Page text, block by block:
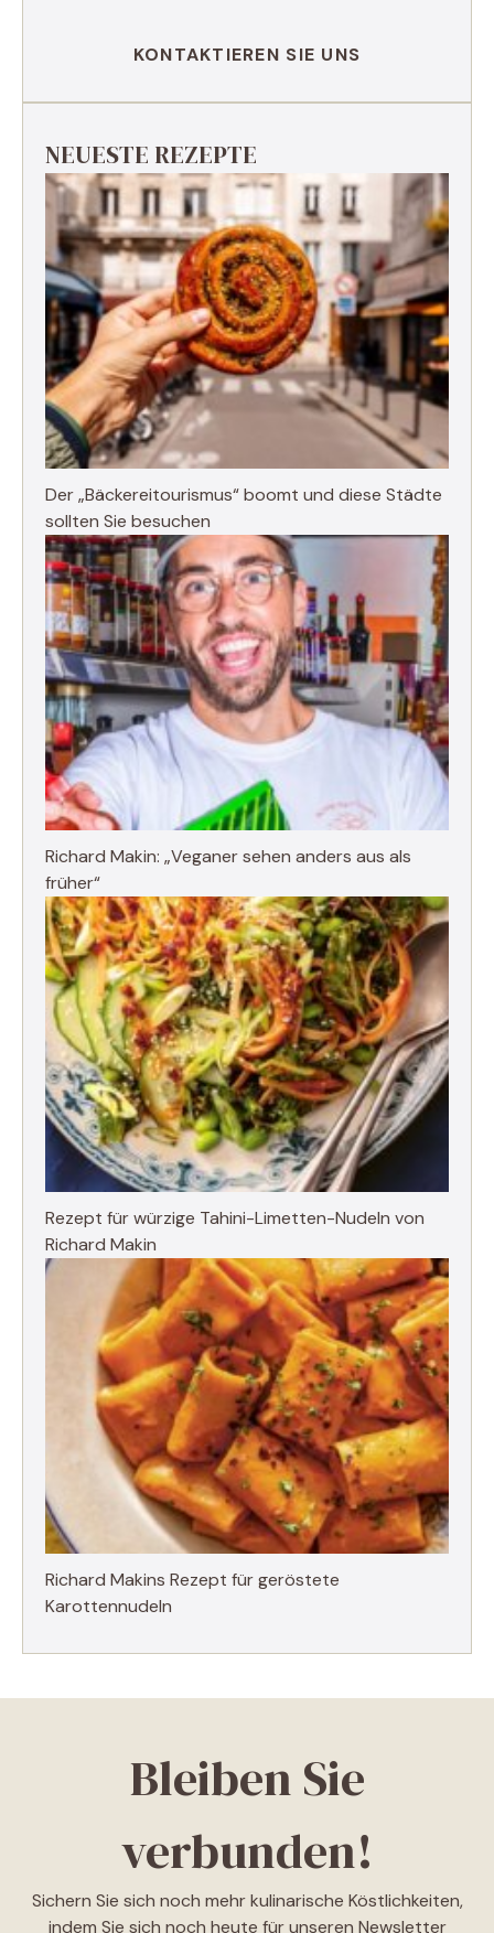
KONTAKTIEREN SIE UNS
NEUESTE REZEPTE
Der „Bäckereitourismus“ boomt und diese Städte
sollten Sie besuchen
Richard Makin: „Veganer sehen anders aus als
früher“
Rezept für würzige Tahini-Limetten-Nudeln von
Richard Makin
Richard Makins Rezept für geröstete
Karottennudeln
Bleiben Sie
verbunden!
Sichern Sie sich noch mehr kulinarische Köstlichkeiten,
indem Sie sich noch heute für unseren Newsletter